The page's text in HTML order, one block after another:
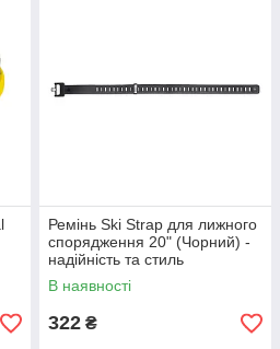
Ремінь Ski Strap для лижного
спорядження 20" (Чорний) -
надійність та стиль
В наявності
322 ₴